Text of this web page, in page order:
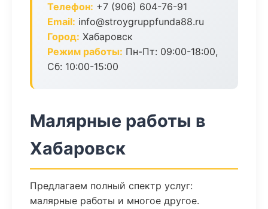
Телефон: +7 (906) 604-76-91
Email: info@stroygruppfunda88.ru
Город: Хабаровск
Режим работы: Пн-Пт: 09:00-18:00,
Сб: 10:00-15:00
Малярные работы в
Хабаровск
Предлагаем полный спектр услуг:
малярные работы и многое другое.